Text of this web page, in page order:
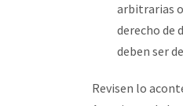
arbitrarias
derecho de
deben ser
Revisen lo